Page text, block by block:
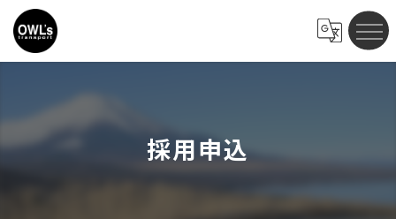
採用申込